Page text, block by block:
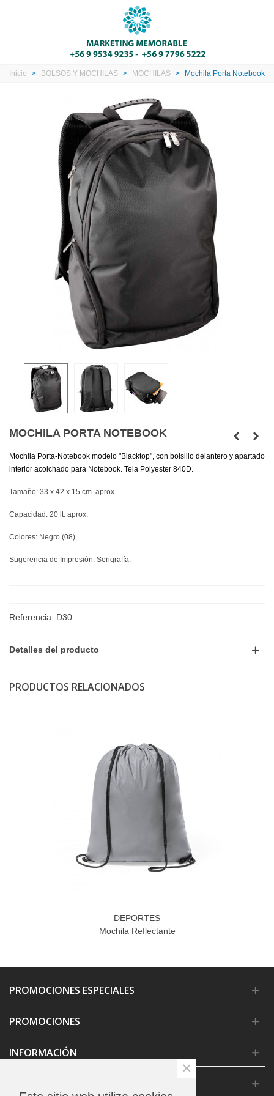
Inicio > BOLSOS Y MOCHILAS > MOCHILAS > Mochila Porta Notebook
MOCHILA PORTA NOTEBOOK
Mochila Porta-Notebook modelo "Blacktop", con bolsillo delantero y apartado
interior acolchado para Notebook. Tela Polyester 840D.
Tamaño: 33 x 42 x 15 cm. aprox.
Capacidad: 20 lt. aprox.
Colores: Negro (08).
Sugerencia de Impresión: Serigrafía.
Referencia: D30
Detalles del producto
PRODUCTOS RELACIONADOS
DEPORTES
Mochila Reflectante
PROMOCIONES ESPECIALES
PROMOCIONES
INFORMACIÓN
×